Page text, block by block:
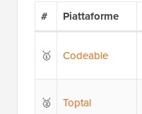
# Piattaforme
🥇 Codeable
🥈 Toptal